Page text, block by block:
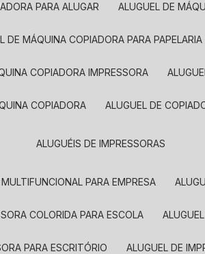
PARA ALUGAR ALUGUEL DE
DE MÁQUINA COPIADORA PARA PAPELARIA
COPIADORA IMPRESSORA
COPIADORA ALUGUEL DE
ALUGUÉIS DE IMPRESSORAS
MULTIFUNCIONAL PARA EMPRESA
COLORIDA PARA ESCOLA
PARA ESCRITÓRIO ALUGUEL DE